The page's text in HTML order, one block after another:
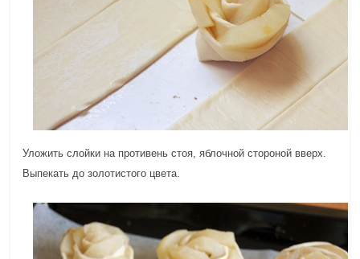
Уложить слойки на противень стоя, яблочной стороной вверх.
Выпекать до золотистого цвета.